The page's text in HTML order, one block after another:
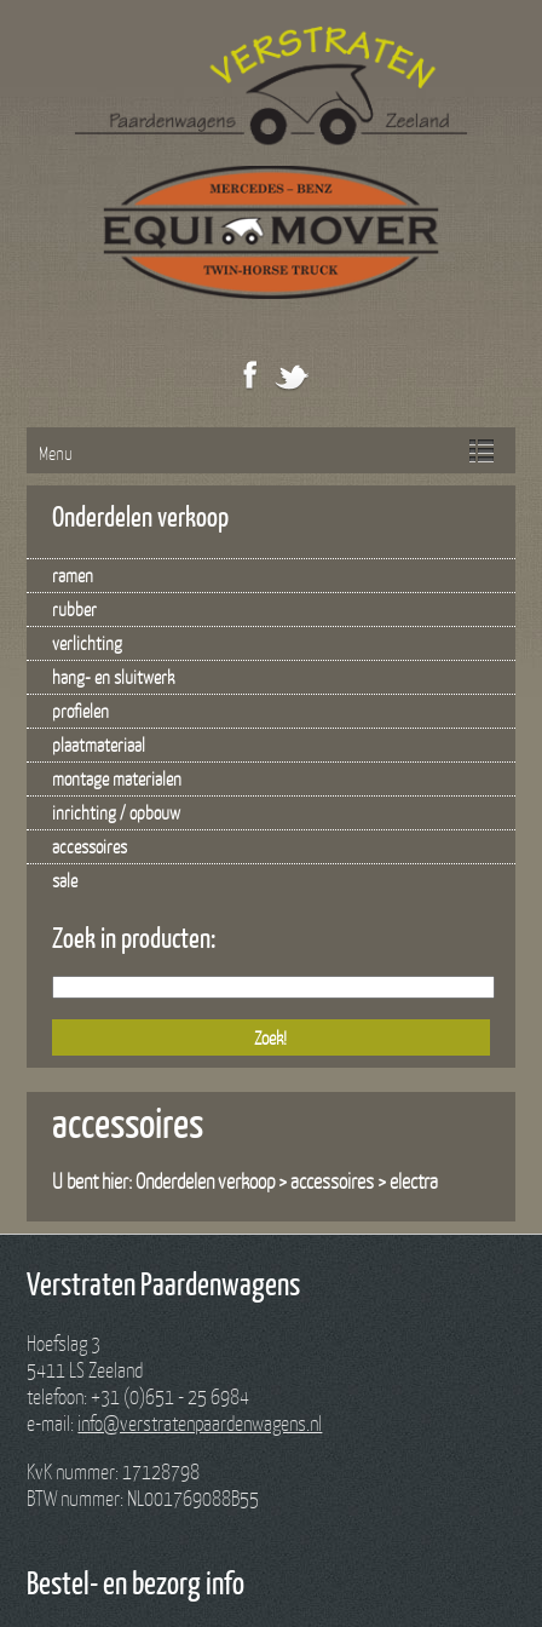
Menu
Onderdelen verkoop
ramen
rubber
verlichting
hang- en sluitwerk
profielen
plaatmateriaal
montage materialen
inrichting / opbouw
accessoires
sale
Zoek in producten:
accessoires
U bent hier:Onderdelen verkoop>accessoires>electra
Verstraten Paardenwagens
Hoefslag 3
5411 LS Zeeland
telefoon: +31 (0)651 - 25 6984
e-mail: info@verstratenpaardenwagens.nl
KvK nummer: 17128798
BTW nummer: NL001769088B55
Bestel- en bezorg info